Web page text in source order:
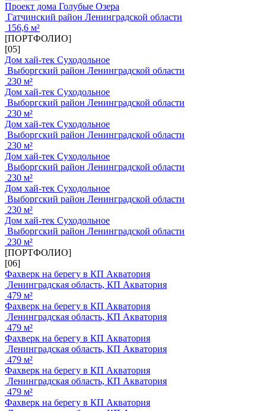
Проект дома Голубые Озера
Гатчинский район Ленинградской области
156,6 м²
[ПОРТФОЛИО]
[05]
Дом хай-тек Суходольное
Выборгский район Ленинградской области
230 м²
Дом хай-тек Суходольное
Выборгский район Ленинградской области
230 м²
Дом хай-тек Суходольное
Выборгский район Ленинградской области
230 м²
Дом хай-тек Суходольное
Выборгский район Ленинградской области
230 м²
Дом хай-тек Суходольное
Выборгский район Ленинградской области
230 м²
Дом хай-тек Суходольное
Выборгский район Ленинградской области
230 м²
[ПОРТФОЛИО]
[06]
Фахверк на берегу в КП Акватория
Ленинградская область, КП Акватория
479 м²
Фахверк на берегу в КП Акватория
Ленинградская область, КП Акватория
479 м²
Фахверк на берегу в КП Акватория
Ленинградская область, КП Акватория
479 м²
Фахверк на берегу в КП Акватория
Ленинградская область, КП Акватория
479 м²
Фахверк на берегу в КП Акватория